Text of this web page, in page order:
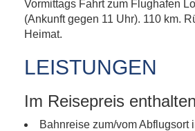
Vormittags Fahrt zum Flughafen
(Ankunft gegen 11 Uhr). 110 km.
Heimat.
LEISTUNGEN
Im Reisepreis enthalten
Bahnreise zum/vom Abflugsort